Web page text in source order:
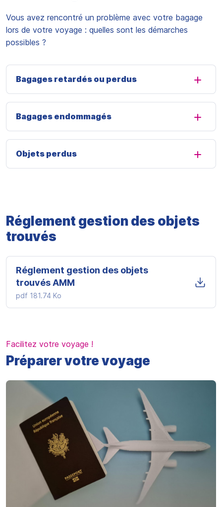
Vous avez rencontré un problème avec votre bagage
lors de votre voyage : quelles sont les démarches
possibles ?
Bagages retardés ou perdus
Bagages endommagés
Objets perdus
Réglement gestion des objets
trouvés
Réglement gestion des objets
trouvés AMM
pdf 181.74 Ko
Facilitez votre voyage !
Préparer votre voyage